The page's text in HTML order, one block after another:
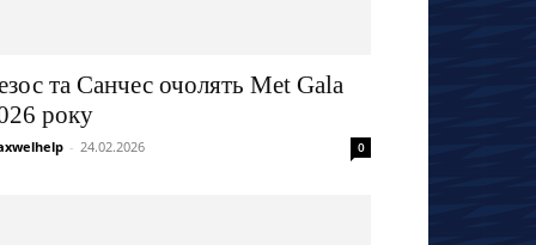
та Санчес очолять Met Gala
року
- 24.02.2026 0